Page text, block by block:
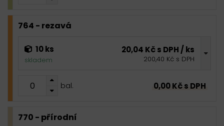
764 - rezavá
10 ks
skladem
20,04 Kč s DPH / ks
200,40 Kč s DPH
bal. 0,00 Kč s DPH
770 - přírodní